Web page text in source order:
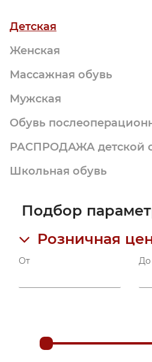
Детская
Женская
Массажная обувь
Мужская
Обувь
РАСПРОДАЖА детской
Школьная обувь
Подбор
Розничная
От До